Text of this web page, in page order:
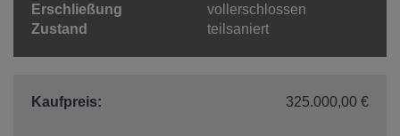
Erschließung
vollerschlossen
Zustand
teilsaniert
Kaufpreis: 325.000,00 €